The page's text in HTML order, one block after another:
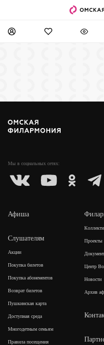
Мы в социальных сетях:
Афиша
Слушателям
Акции
Покупка билетов
Покупка абонементов
Возврат билетов
Пушкинская карта
Доступная среда
Многодетным семьям
Правила посещения
Проекты
Центр
Новости
Архив